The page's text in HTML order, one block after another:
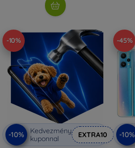
-10%
-10%
Kedvezmény
kuponnal
EXTRA10
-45%
-10%